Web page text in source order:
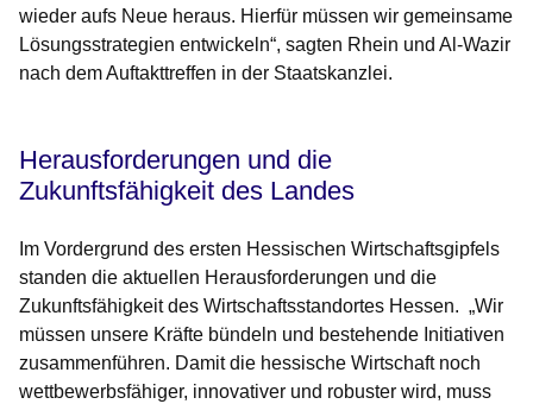
wieder aufs Neue heraus. Hierfür müssen wir gemeinsame
Lösungsstrategien entwickeln“, sagten Rhein und Al-Wazir
nach dem Auftakttreffen in der Staatskanzlei.
Herausforderungen und die
Zukunftsfähigkeit des Landes
Im Vordergrund des ersten Hessischen Wirtschaftsgipfels
standen die aktuellen Herausforderungen und die
Zukunftsfähigkeit des Wirtschaftsstandortes Hessen. „Wir
müssen unsere Kräfte bündeln und bestehende Initiativen
zusammenführen. Damit die hessische Wirtschaft noch
wettbewerbsfähiger, innovativer und robuster wird, muss